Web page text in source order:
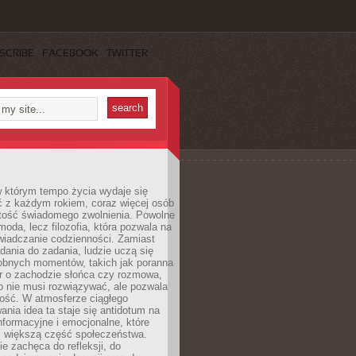
FACEBOOK TWITTER
którym tempo życia wydaje się
z każdym rokiem, coraz więcej osób
świadomego zwolnienia. Powolne
lecz filozofia, która pozwala na
codzienności. Zamiast
do zadania, ludzie uczą się
momentów, takich jak poranna
o zachodzie słońca czy rozmowa,
nie musi rozwiązywać, ale pozwala
W atmosferze ciągłego
idea ta staje się antidotum na
i emocjonalne, które
część społeczeństwa.
zachęca do refleksji, do